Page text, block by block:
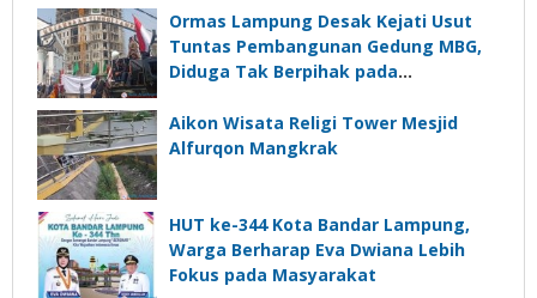
Ormas Lampung Desak Kejati Usut
Tuntas Pembangunan Gedung MBG,
Diduga Tak Berpihak pada
Aikon Wisata Religi Tower Mesjid
Alfurqon Mangkrak
HUT ke-344 Kota Bandar Lampung,
Warga Berharap Eva Dwiana Lebih
Fokus pada Masyarakat